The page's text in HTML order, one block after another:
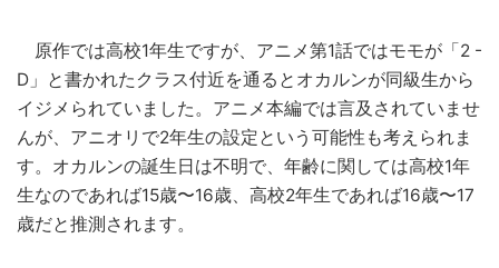
原作では高校1年生ですが、アニメ第1話ではモモが「2 -
D」と書かれたクラス付近を通るとオカルンが同級生から
イジメられていました。アニメ本編では言及されていませ
んが、アニオリで2年生の設定という可能性も考えられま
す。オカルンの誕生日は不明で、年齢に関しては高校1年
生なのであれば15歳〜16歳、高校2年生であれば16歳〜17
歳だと推測されます。